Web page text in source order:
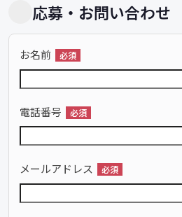
応募・お問い合わせ
お名前 必須
電話番号 必須
メールアドレス 必須